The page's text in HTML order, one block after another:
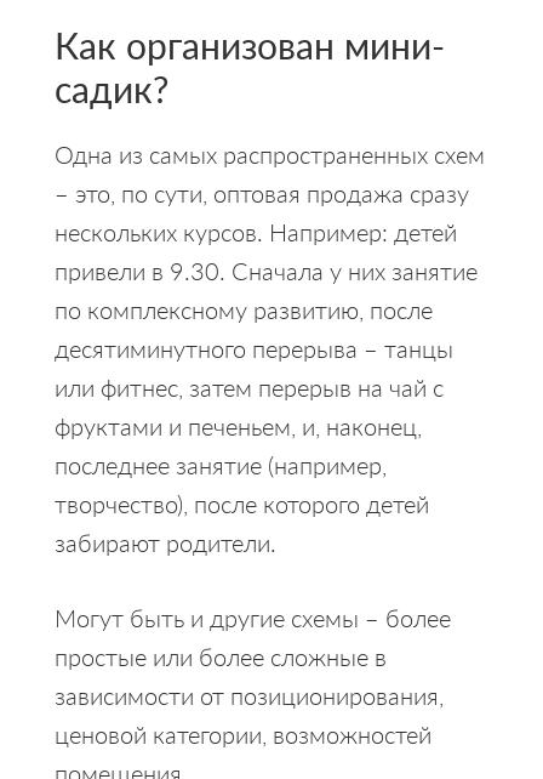
Как организован мини-
садик?
Одна из самых распространенных схем
– это, по сути, оптовая продажа сразу
нескольких курсов. Например: детей
привели в 9.30. Сначала у них занятие
по комплексному развитию, после
десятиминутного перерыва – танцы
или фитнес, затем перерыв на чай с
фруктами и печеньем, и, наконец,
последнее занятие (например,
творчество), после которого детей
забирают родители.
Могут быть и другие схемы – более
простые или более сложные в
зависимости от позиционирования,
ценовой категории, возможностей